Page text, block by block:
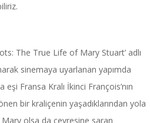
The True Life of Mary Stuart’ adlı
sinemaya uyarlanan yapımda
eşi Fransa Kralı İkinci François’nın
bir kraliçenin yaşadıklarından yola
Mary olsa da çevresine saran